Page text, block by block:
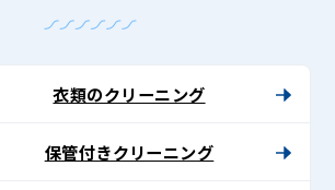
衣類のクリーニング
保管付きクリーニング